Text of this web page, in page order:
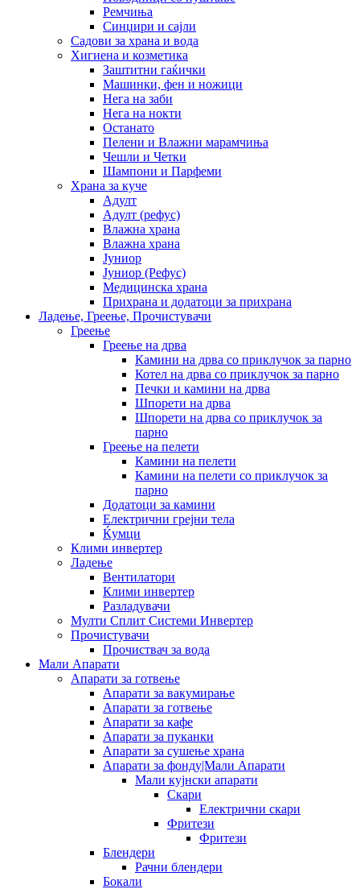
Ремчиња
Синџири и сајли
Садови за храна и вода
Хигиена и козметика
Заштитни гаќички
Машинки, фен и ножици
Нега на заби
Нега на нокти
Останато
Пелени и Влажни марамчиња
Чешли и Четки
Шампони и Парфеми
Храна за куче
Адулт
Адулт (рефус)
Влажна храна
Влажна храна
Јуниор
Јуниор (Рефус)
Медицинска храна
Прихрана и додатоци за прихрана
Ладење, Греење, Прочистувачи
Греење
Греење на дрва
Камини на дрва со приклучок за парно
Котел на дрва со приклучок за парно
Печки и камини на дрва
Шпорети на дрва
Шпорети на дрва со приклучок за
парно
Греење на пелети
Камини на пелети
Камини на пелети со приклучок за
парно
Додатоци за камини
Електрични грејни тела
Ќумци
Клими инвертер
Ладење
Вентилатори
Клими инвертер
Разладувачи
Мулти Сплит Системи Инвертер
Прочистувачи
Прочиствач за вода
Мали Апарати
Апарати за готвење
Апарати за вакумирање
Апарати за готвење
Апарати за кафе
Апарати за пуканки
Апарати за сушење храна
Апарати за фонду|Мали Апарати
Мали кујнски апарати
Скари
Електрични скари
Фритези
Фритези
Блендери
Рачни блендери
Бокали